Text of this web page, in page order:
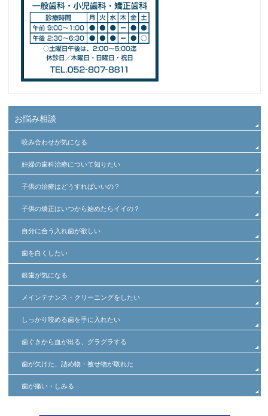
お悩み相談
咬み合わせが気になる
妊婦の歯科治療について知りたい
子供の治療はどうすればいいの？
子供の矯正はいつから始めたらイイの？
自分に合う入れ歯が欲しい
歯を白くしたい
銀歯が気になる
メインテナンス・クリーニングをしたい
しっかり咬める歯を手に入れたい
歯ぐきから血が出る、グラグラする
歯が欠けた、詰め物・被せ物が取れた
歯が痛い・しみる